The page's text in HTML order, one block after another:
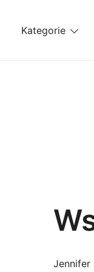
Kategorie
Jennifer